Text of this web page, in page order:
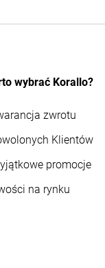
wybrać Korallo?
zwrotu
Klientów
promocje
na rynku